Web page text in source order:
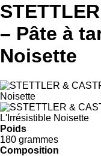
– Pâte à
Noisette
Poids
180 grammes
Composition